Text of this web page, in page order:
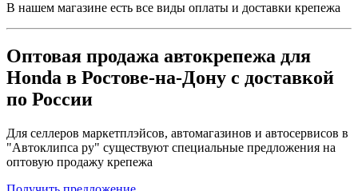
В нашем магазине есть все виды оплаты и доставки крепежа
Оптовая продажа автокрепежа для
Honda в Ростове-на-Дону с доставкой
по России
Для селлеров маркетплэйсов, автомагазинов и автосервисов в
"Автоклипса ру" существуют специальные предложения на
оптовую продажу крепежа